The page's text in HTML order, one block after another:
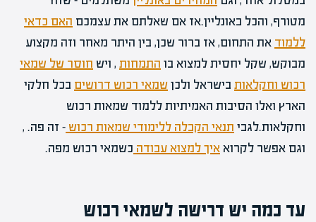
מטורף, והכל באונליין.אז אם שאלתם את עצמכם האם כדאי
ללמוד את התחום, אז ברור שכן, בין היתר מאחר וזה מקצוע
מבוקש, שקל יחסית למצוא בו התמחות , ויש חוסר של שמאי
רכוש וחקלאות בישראל ולכןשמאי רכוש דרושים בכל חלקי
הארץ ואלו הסיבות האמיתיות ללמוד שמאות רכוש
וחקלאות.לגבי תנאי הקבלה ללימודי שמאות רכוש – זה פה. ,
וגם אפשר לקרואאיך למצוא עבודה כשמאי רכוש מפה.
עד כמה יש דרישה לשמאי רכוש